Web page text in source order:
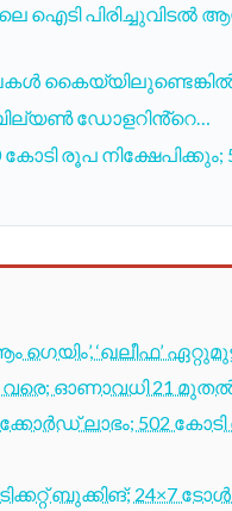
ഐടി പിരിച്ചുവിടൽ
കൈയ്യിലുണ്ടെങ്കിൽ
ബില്യൺ ഡോളറിൻ്റെ…
കോടി രൂപ
‘ഖലീഫ’
വരെ; ഓണാവധി 21
ലാഭം; 502 കോടി
ബുക്കിങ്; 24×7